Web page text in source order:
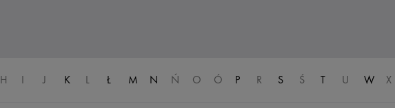
H I J K L Ł M N Ń O Ó P R S Ś T U W X